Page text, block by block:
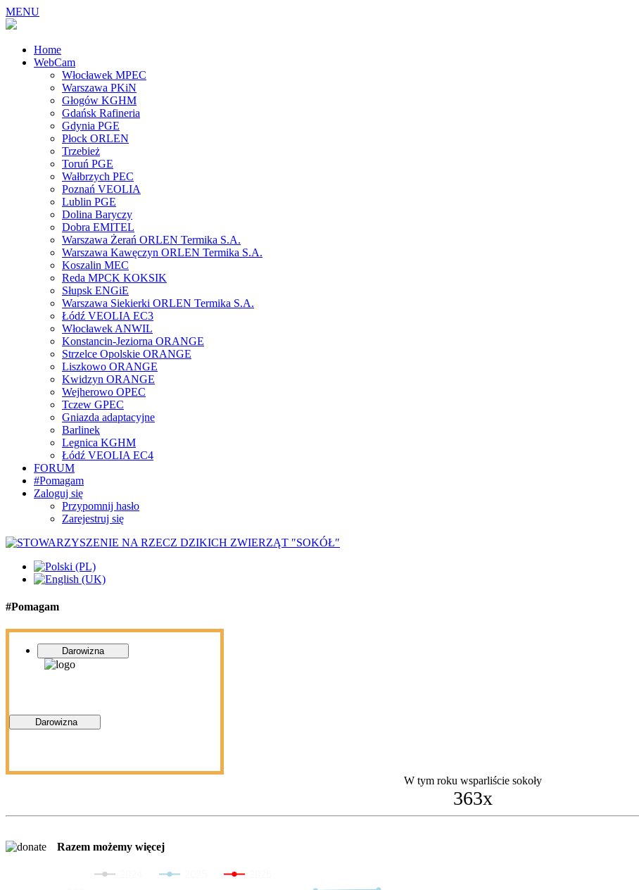
MENU
Home
WebCam
Włocławek MPEC
Warszawa PKiN
Głogów KGHM
Gdańsk Rafineria
Gdynia PGE
Płock ORLEN
Trzebież
Toruń PGE
Wałbrzych PEC
Poznań VEOLIA
Lublin PGE
Dolina Baryczy
Dobra EMITEL
Warszawa Żerań ORLEN Termika S.A.
Warszawa Kawęczyn ORLEN Termika S.A.
Koszalin MEC
Reda MPCK KOKSIK
Słupsk ENGiE
Warszawa Siekierki ORLEN Termika S.A.
Łódź VEOLIA EC3
Włocławek ANWIL
Konstancin-Jeziorna ORANGE
Strzelce Opolskie ORANGE
Liszkowo ORANGE
Kwidzyn ORANGE
Wejherowo OPEC
Tczew GPEC
Gniazda adaptacyjne
Barlinek
Legnica KGHM
Łódź VEOLIA EC4
FORUM
#Pomagam
Zaloguj się
Przypomnij hasło
Zarejestruj się
#Pomagam
Darowizna
Darowizna
W tym roku wsparliście sokoły
363x
Razem możemy więcej